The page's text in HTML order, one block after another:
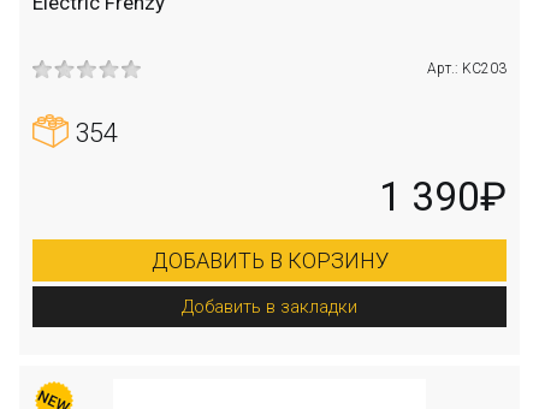
Арт.: KC203
354
1 390₽
ДОБАВИТЬ В КОРЗИНУ
Добавить в закладки